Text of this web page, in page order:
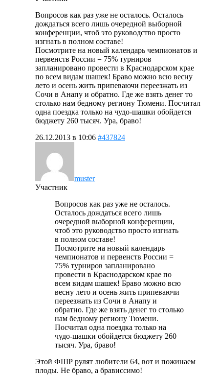
Вопросов как раз уже не осталось. Осталось
дождаться всего лишь очередной выборной
конференции, чтоб это руководство просто
изгнать в полном составе!
Посмотрите на новый календарь чемпионатов и
первенств России = 75% турниров
запланировано провести в Краснодарском крае
по всем видам шашек! Браво можно всю весну
лето и осень жить припеваючи переезжать из
Сочи в Анапу и обратно. Где же взять денег то
столько нам бедному региону Тюмени. Посчитал
одна поездка только на чудо-шашки обойдется
бюджету 260 тысяч. Ура, браво!
26.12.2013 в 10:06 #437824
muster
Участник
Вопросов как раз уже не осталось.
Осталось дождаться всего лишь
очередной выборной конференции,
чтоб это руководство просто изгнать
в полном составе!
Посмотрите на новый календарь
чемпионатов и первенств России =
75% турниров запланировано
провести в Краснодарском крае по
всем видам шашек! Браво можно всю
весну лето и осень жить припеваючи
переезжать из Сочи в Анапу и
обратно. Где же взять денег то столько
нам бедному региону Тюмени.
Посчитал одна поездка только на
чудо-шашки обойдется бюджету 260
тысяч. Ура, браво!
Этой ФШР рулят любители 64, вот и пожинаем
плоды. Не браво, а брависсимо!